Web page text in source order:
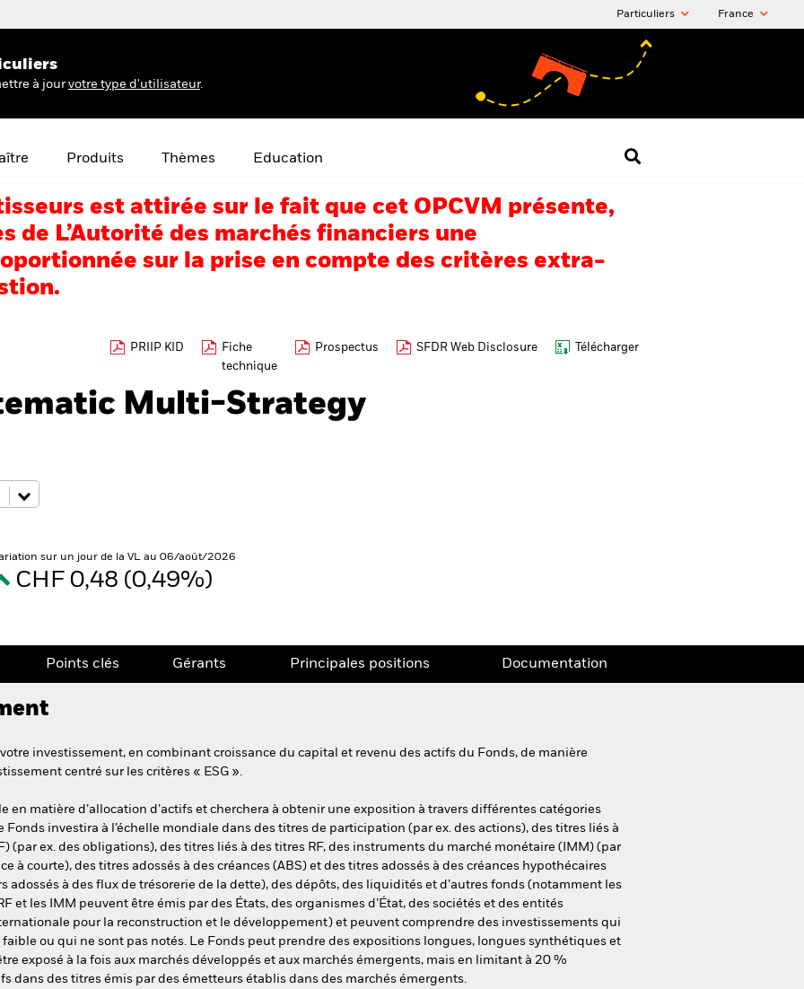
Particuliers France
à jour votre type d'utilisateur.
Produits Thèmes Education
est attirée sur le fait que cet OPCVM présente,
de L’Autorité des marchés financiers une
sur la prise en compte des critères extra-
PRIIP KID
Fiche
technique
Prospectus SFDR Web Disclosure Télécharger
Multi-Strategy
sur un jour de la VL au 06/août/2026
CHF 0,48 (0,49%)
Points clés Gérants Principales positions Documentation
investissement, en combinant croissance du capital et revenu des actifs du Fonds, de manière
centré sur les critères « ESG ».
en matière d’allocation d’actifs et cherchera à obtenir une exposition à travers différentes catégories
Fonds investira à l’échelle mondiale dans des titres de participation (par ex. des actions), des titres liés à
(par ex. des obligations), des titres liés à des titres RF, des instruments du marché monétaire (IMM) (par
à courte), des titres adossés à des créances (ABS) et des titres adossés à des créances hypothécaires
adossés à des flux de trésorerie de la dette), des dépôts, des liquidités et d’autres fonds (notamment les
et les IMM peuvent être émis par des États, des organismes d’État, des sociétés et des entités
pour la reconstruction et le développement) et peuvent comprendre des investissements qui
ou qui ne sont pas notés. Le Fonds peut prendre des expositions longues, longues synthétiques et
exposé à la fois aux marchés développés et aux marchés émergents, mais en limitant à 20 %
dans des titres émis par des émetteurs établis dans des marchés émergents.